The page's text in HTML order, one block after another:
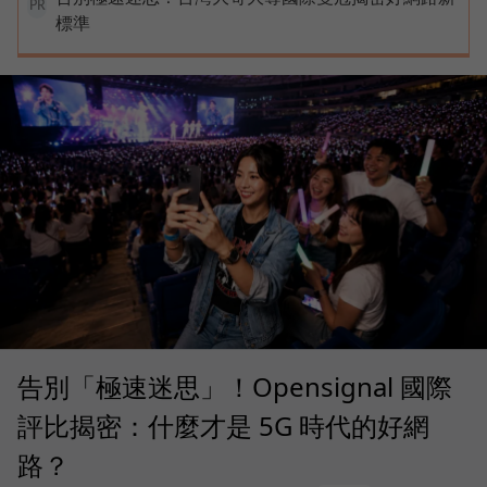
PR
標準
告別「極速迷思」！Opensignal 國際
評比揭密：什麼才是 5G 時代的好網
路？